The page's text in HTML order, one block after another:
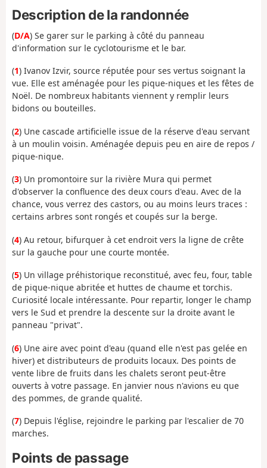
Description de la randonnée
(D/A) Se garer sur le parking à côté du panneau
d'information sur le cyclotourisme et le bar.
(1) Ivanov Izvir, source réputée pour ses vertus soignant la
vue. Elle est aménagée pour les pique-niques et les fêtes de
Noël. De nombreux habitants viennent y remplir leurs
bidons ou bouteilles.
(2) Une cascade artificielle issue de la réserve d'eau servant
à un moulin voisin. Aménagée depuis peu en aire de repos /
pique-nique.
(3) Un promontoire sur la rivière Mura qui permet
d'observer la confluence des deux cours d'eau. Avec de la
chance, vous verrez des castors, ou au moins leurs traces :
certains arbres sont rongés et coupés sur la berge.
(4) Au retour, bifurquer à cet endroit vers la ligne de crête
sur la gauche pour une courte montée.
(5) Un village préhistorique reconstitué, avec feu, four, table
de pique-nique abritée et huttes de chaume et torchis.
Curiosité locale intéressante. Pour repartir, longer le champ
vers le Sud et prendre la descente sur la droite avant le
panneau "privat".
(6) Une aire avec point d'eau (quand elle n'est pas gelée en
hiver) et distributeurs de produits locaux. Des points de
vente libre de fruits dans les chalets seront peut-être
ouverts à votre passage. En janvier nous n'avions eu que
des pommes, de grande qualité.
(7) Depuis l'église, rejoindre le parking par l'escalier de 70
marches.
Points de passage